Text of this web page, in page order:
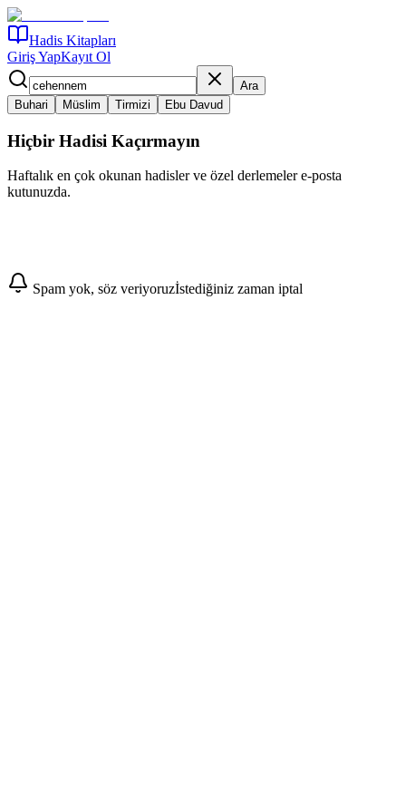
Hadis Kitapları
Giriş YapKayıt Ol
Ara
Buhari
Müslim Tirmizi Ebu Davud
Hiçbir Hadisi Kaçırmayın
Haftalık en çok okunan hadisler ve özel derlemeler e-posta
kutunuzda.
Abone Ol
Spam yok, söz veriyoruzİstediğiniz zaman iptal